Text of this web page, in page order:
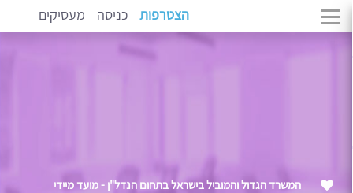
הצטרפות כניסה מעסיקים
המשרד הגדול והמוביל בישראל בתחום הנדל"ן - מועד מיידי